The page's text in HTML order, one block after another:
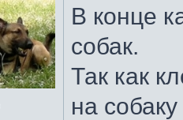
В конце
собак.
Так как
на